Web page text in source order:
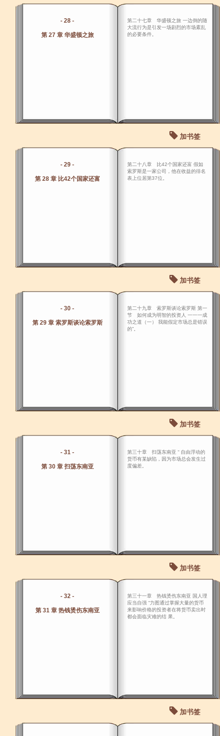
- 28 -
第 27 章 华盛顿之旅
第二十七章 华盛顿之旅 一边倒的随
大流行为是引发一场剧烈的市场紊乱
的必要条件。
加书签
- 29 -
第 28 章 比42个国家还富
第二十八章 比42个国家还富 假如
索罗斯是一家公司，他在收益的徘名
表上位居第37位。
加书签
- 30 -
第 29 章 索罗斯谈论索罗斯
第二十九章 索罗斯谈论索罗斯 第一
节 如何成为明智的投资人 一一一成
功之道（一） 我能假定市场总是错误
的”。
加书签
- 31 -
第 30 章 扫荡东南亚
第三十章 扫荡东南亚 “ 自由浮动的
货币有某缺陷，因为市场总会发生过
度偏差。
加书签
- 32 -
第 31 章 热钱烫伤东南亚
第三十一章 热钱烫伤东南亚 国人理
应当自强 “力图通过掌握大量的货币
来影响价格的投资者在将货币卖出时
都会面临灾难的结 果。
加书签